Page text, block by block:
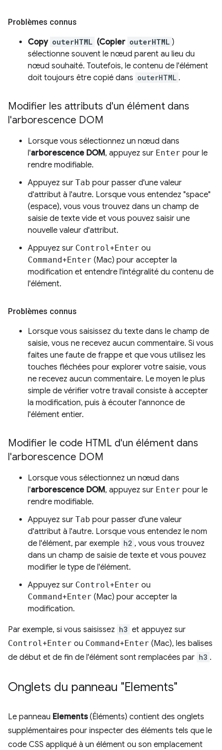
Problèmes connus
Copy outerHTML (Copier outerHTML )
sélectionne souvent le nœud parent au lieu du
nœud souhaité. Toutefois, le contenu de l'élément
doit toujours être copié dans outerHTML .
Modifier les attributs d'un élément dans
l'arborescence DOM
Lorsque vous sélectionnez un nœud dans
l'arborescence DOM, appuyez sur Enter pour le
rendre modifiable.
Appuyez sur Tab pour passer d'une valeur
d'attribut à l'autre. Lorsque vous entendez "space"
(espace), vous vous trouvez dans un champ de
saisie de texte vide et vous pouvez saisir une
nouvelle valeur d'attribut.
Appuyez sur Control+Enter ou
Command+Enter (Mac) pour accepter la
modification et entendre l'intégralité du contenu de
l'élément.
Problèmes connus
Lorsque vous saisissez du texte dans le champ de
saisie, vous ne recevez aucun commentaire. Si vous
faites une faute de frappe et que vous utilisez les
touches fléchées pour explorer votre saisie, vous
ne recevez aucun commentaire. Le moyen le plus
simple de vérifier votre travail consiste à accepter
la modification, puis à écouter l'annonce de
l'élément entier.
Modifier le code HTML d'un élément dans
l'arborescence DOM
Lorsque vous sélectionnez un nœud dans
l'arborescence DOM, appuyez sur Enter pour le
rendre modifiable.
Appuyez sur Tab pour passer d'une valeur
d'attribut à l'autre. Lorsque vous entendez le nom
de l'élément, par exemple h2 , vous vous trouvez
dans un champ de saisie de texte et vous pouvez
modifier le type de l'élément.
Appuyez sur Control+Enter ou
Command+Enter (Mac) pour accepter la
modification.
Par exemple, si vous saisissez h3 et appuyez sur
Control+Enter ou Command+Enter (Mac), les balises
de début et de fin de l'élément sont remplacées par h3 .
Onglets du panneau "Elements"
Le panneau Elements(Éléments) contient des onglets
supplémentaires pour inspecter des éléments tels que le
code CSS appliqué à un élément ou son emplacement